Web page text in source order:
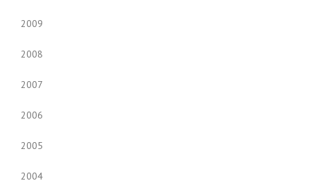
2009
2008
2007
2006
2005
2004